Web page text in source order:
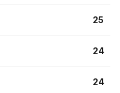
25
24
24